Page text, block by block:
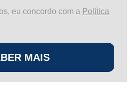
eu concordo com a Política
MAIS